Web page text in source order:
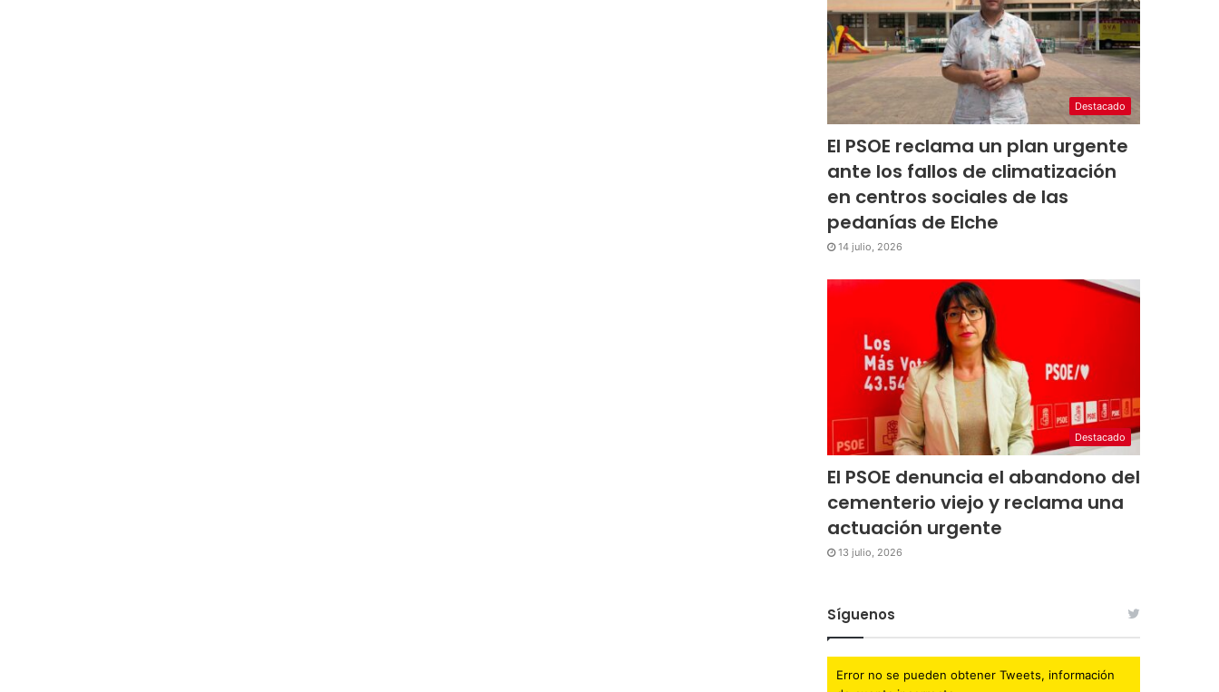
Destacado
El PSOE reclama un plan urgente
ante los fallos de climatización
en centros sociales de las
pedanías de Elche
14 julio, 2026
Destacado
El PSOE denuncia el abandono del
cementerio viejo y reclama una
actuación urgente
13 julio, 2026
Síguenos
Error no se pueden obtener Tweets, información